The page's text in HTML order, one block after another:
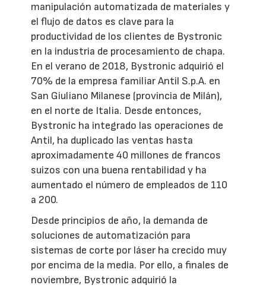
manipulación automatizada de materiales y
el flujo de datos es clave para la
productividad de los clientes de Bystronic
en la industria de procesamiento de chapa.
En el verano de 2018, Bystronic adquirió el
70% de la empresa familiar Antil S.p.A. en
San Giuliano Milanese (provincia de Milán),
en el norte de Italia. Desde entonces,
Bystronic ha integrado las operaciones de
Antil, ha duplicado las ventas hasta
aproximadamente 40 millones de francos
suizos con una buena rentabilidad y ha
aumentado el número de empleados de 110
a 200.
Desde principios de año, la demanda de
soluciones de automatización para
sistemas de corte por láser ha crecido muy
por encima de la media. Por ello, a finales de
noviembre, Bystronic adquirió la